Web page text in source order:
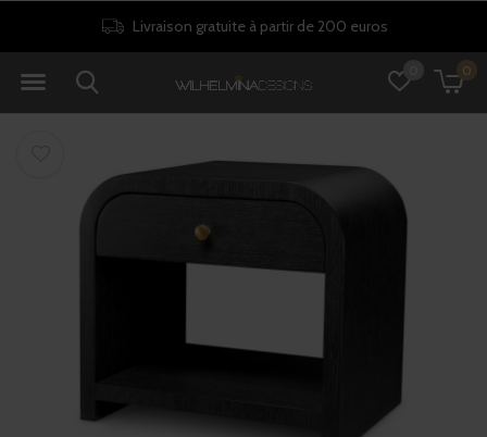
0
Livraison gratuite à partir de 200 euros